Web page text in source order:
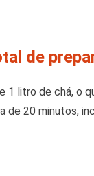
de
1 litro de chá, o
20 minutos,